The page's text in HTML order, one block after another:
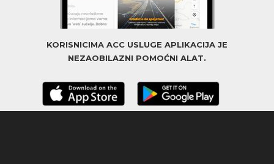
KORISNICIMA ACC USLUGE APLIKACIJA JE
NEZAOBILAZNI POMOĆNI ALAT.